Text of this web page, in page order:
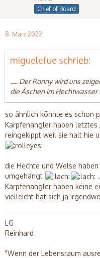
Chief of Board
8. März 2022
miguelefue schrieb:
..... Der Ronny wird uns
die Äschen im Hechtwasser
so ähnlich könnte es schon
Karpfenangler haben letztes
reingekippt weil sie halt hie
die Hechte und Welse
umgehängt
Karpfenangler haben keine
vielleicht hat sich ja
LG
Reinhard
"Wenn der Lebensraum